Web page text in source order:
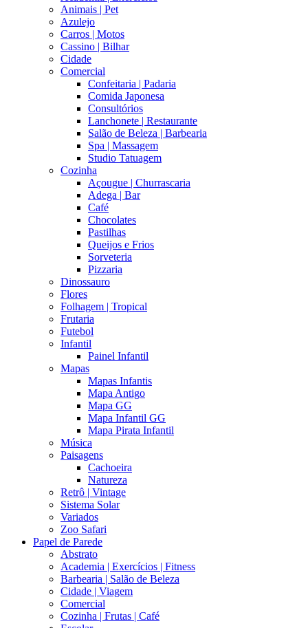
Animais | Pet
Azulejo
Carros | Motos
Cassino | Bilhar
Cidade
Comercial
Confeitaria | Padaria
Comida Japonesa
Consultórios
Lanchonete | Restaurante
Salão de Beleza | Barbearia
Spa | Massagem
Studio Tatuagem
Cozinha
Açougue | Churrascaria
Adega | Bar
Café
Chocolates
Pastilhas
Queijos e Frios
Sorveteria
Pizzaria
Dinossauro
Flores
Folhagem | Tropical
Frutaria
Futebol
Infantil
Painel Infantil
Mapas
Mapas Infantis
Mapa Antigo
Mapa GG
Mapa Infantil GG
Mapa Pirata Infantil
Música
Paisagens
Cachoeira
Natureza
Retrô | Vintage
Sistema Solar
Variados
Zoo Safari
Papel de Parede
Abstrato
Academia | Exercícios | Fitness
Barbearia | Salão de Beleza
Cidade | Viagem
Comercial
Cozinha | Frutas | Café